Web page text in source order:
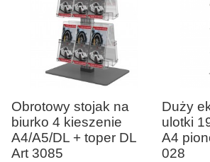
Obrotowy stojak na
biurko 4 kieszenie
A4/A5/DL + toper DL
Art 3085
Duży
ulotki
A4
028